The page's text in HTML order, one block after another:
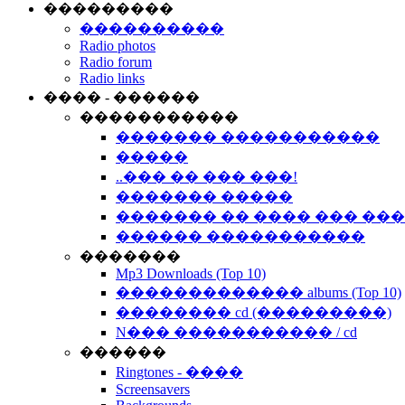
���������
����������
Radio photos
Radio forum
Radio links
���� - ������
�����������
������� �����������
�����
..��� �� ��� ���!
������� �����
������� �� ���� ���
������ �����������
�������
Mp3 Downloads (Top 10)
������������� albums (Top 10)
�������� cd (���������)
N��� ����������� / cd
������
Ringtones - ����
Screensavers